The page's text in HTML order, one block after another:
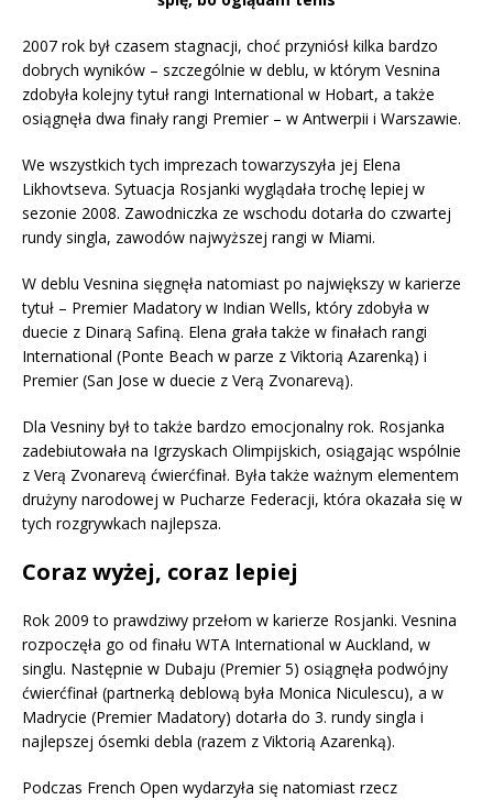
2007 rok był czasem stagnacji, choć przyniósł kilka bardzo
dobrych wyników – szczególnie w deblu, w którym Vesnina
zdobyła kolejny tytuł rangi International w Hobart, a także
osiągnęła dwa finały rangi Premier – w Antwerpii i Warszawie.
We wszystkich tych imprezach towarzyszyła jej Elena
Likhovtseva. Sytuacja Rosjanki wyglądała trochę lepiej w
sezonie 2008. Zawodniczka ze wschodu dotarła do czwartej
rundy singla, zawodów najwyższej rangi w Miami.
W deblu Vesnina sięgnęła natomiast po największy w karierze
tytuł – Premier Madatory w Indian Wells, który zdobyła w
duecie z Dinarą Safiną. Elena grała także w finałach rangi
International (Ponte Beach w parze z Viktorią Azarenką) i
Premier (San Jose w duecie z Verą Zvonarevą).
Dla Vesniny był to także bardzo emocjonalny rok. Rosjanka
zadebiutowała na Igrzyskach Olimpijskich, osiągając wspólnie
z Verą Zvonarevą ćwierćfinał. Była także ważnym elementem
drużyny narodowej w Pucharze Federacji, która okazała się w
tych rozgrywkach najlepsza.
Coraz wyżej, coraz lepiej
Rok 2009 to prawdziwy przełom w karierze Rosjanki. Vesnina
rozpoczęła go od finału WTA International w Auckland, w
singlu. Następnie w Dubaju (Premier 5) osiągnęła podwójny
ćwierćfinał (partnerką deblową była Monica Niculescu), a w
Madrycie (Premier Madatory) dotarła do 3. rundy singla i
najlepszej ósemki debla (razem z Viktorią Azarenką).
Podczas French Open wydarzyła się natomiast rzecz